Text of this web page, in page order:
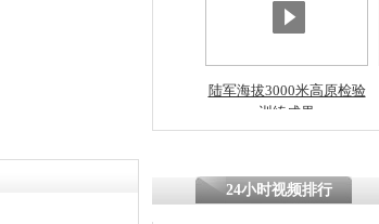
小伙
崩溃
四川
陆军海拔3000米高原检验
训练成果
24小时视频排行